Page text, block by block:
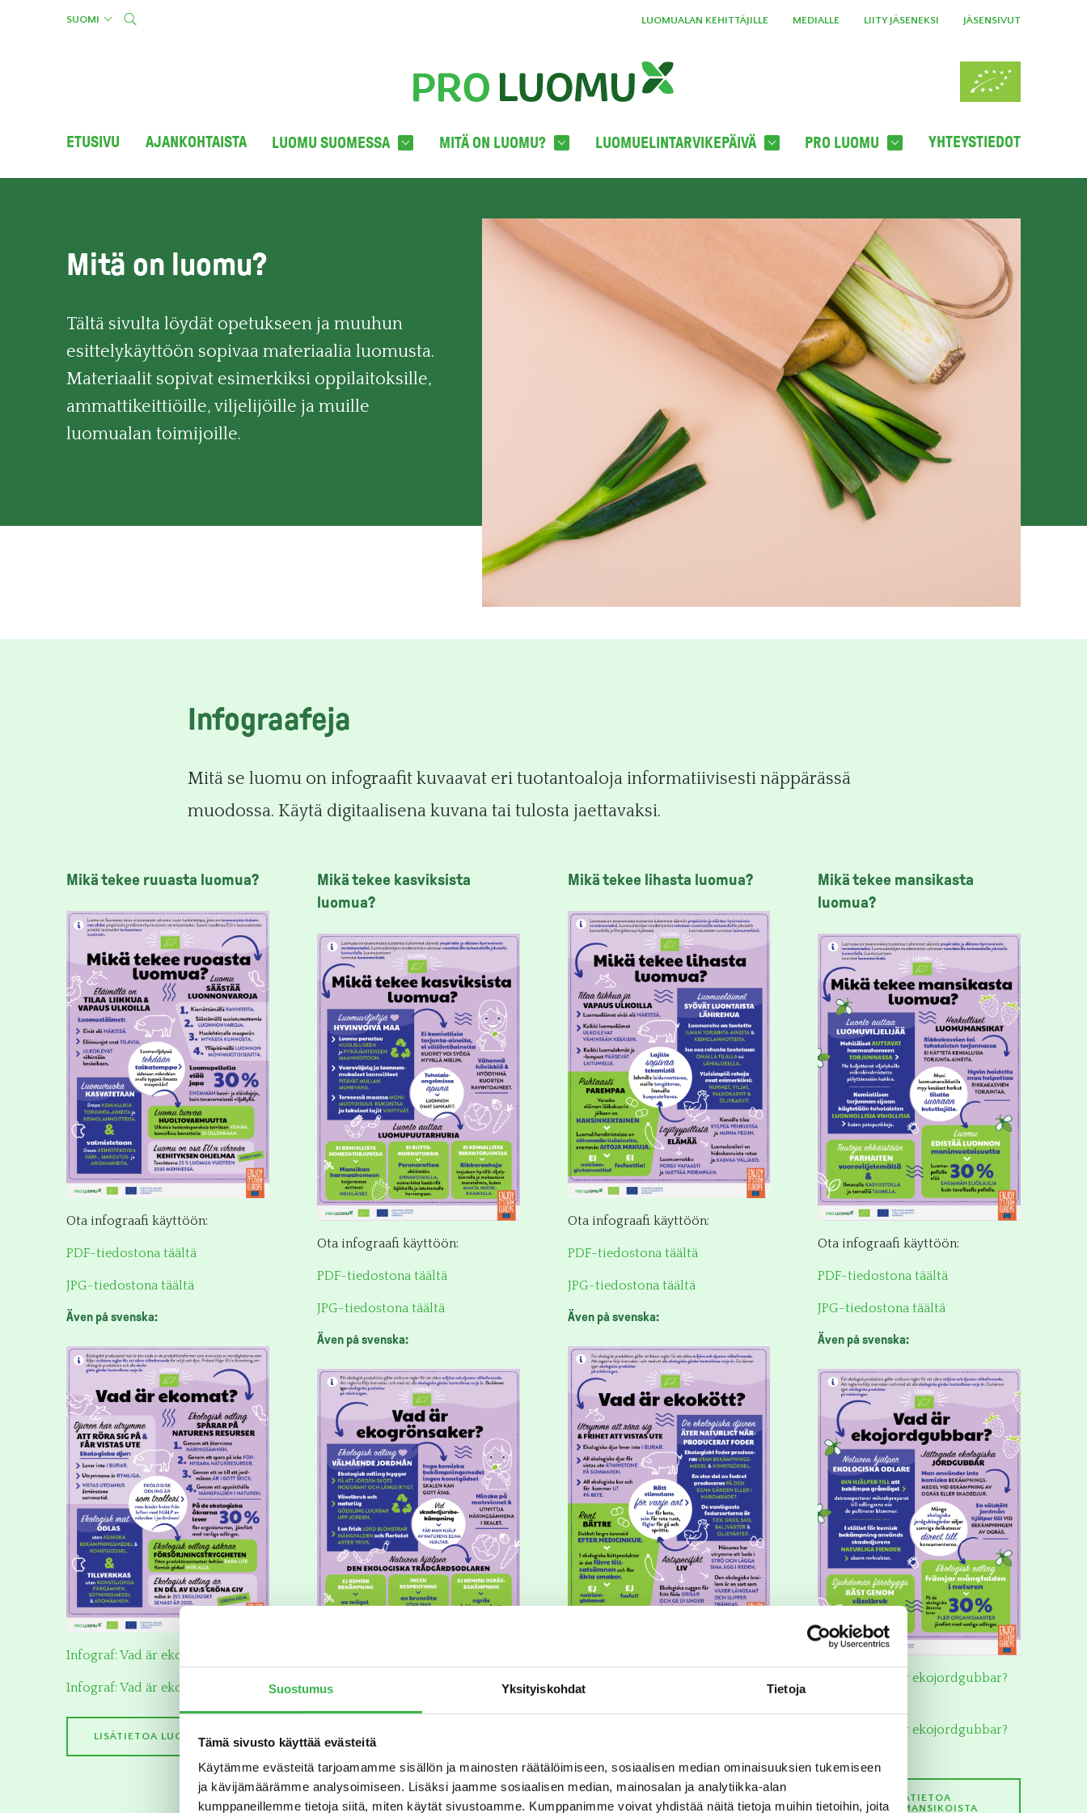
Suostumus Yksityiskohdat Tietoja
Tämä sivusto käyttää evästeitä
Käytämme evästeitä tarjoamamme sisällön ja mainosten räätälöimiseen, sosiaalisen median ominaisuuksien tukemiseen
ja kävijämäärämme analysoimiseen. Lisäksi jaamme sosiaalisen median, mainosalan ja analytiikka-alan
kumppaneillemme tietoja siitä, miten käytät sivustoamme. Kumppanimme voivat yhdistää näitä tietoja muihin tietoihin, joita
SUOMI LUOMUALAN KEHITTÄJILLE MEDIALLE LIITY JÄSENEKSI JÄSENSIVUT
ETUSIVU AJANKOHTAISTA LUOMU SUOMESSA MITÄ ON LUOMU? LUOMUELINTARVIKEPÄIVÄ PRO LUOMU YHTEYSTIEDOT
Mitä on luomu?
Tältä sivulta löydät opetukseen ja muuhun
esittelykäyttöön sopivaa materiaalia luomusta.
Materiaalit sopivat esimerkiksi oppilaitoksille,
ammattikeittiöille, viljelijöille ja muille
luomualan toimijoille.
Infograafeja
Mitä se luomu on infograafit kuvaavat eri tuotantoaloja informatiivisesti näppärässä
muodossa. Käytä digitaalisena kuvana tai tulosta jaettavaksi.
Mikä tekee ruuasta luomua?
Ota infograafi käyttöön:
PDF-tiedostona täältä
JPG-tiedostona täältä
Även på svenska:
Infograf: Vad är ekomat? PDF
Infograf: Vad är ekomat? JPG
LISÄTIETOA LUOMUSTA
Mikä tekee kasviksista
luomua?
Ota infograafi käyttöön:
PDF-tiedostona täältä
JPG-tiedostona täältä
Även på svenska:
PDF
JPG
LUOMUKASVIKSISTA
Mikä tekee lihasta luomua?
Ota infograafi käyttöön:
PDF-tiedostona täältä
JPG-tiedostona täältä
Även på svenska:
Infograf: Vad är ekokött? JPG
Mikä tekee mansikasta
luomua?
Ota infograafi käyttöön:
PDF-tiedostona täältä
JPG-tiedostona täältä
Även på svenska:
Infograf: Vad är ekojordgubbar?
Infograf: Vad är ekojordgubbar?
LISÄTIETOA
LUOMUMANSIKOISTA